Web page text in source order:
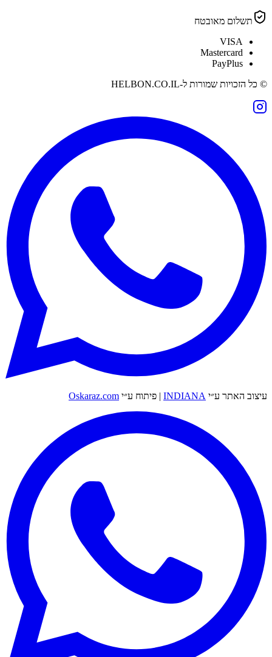
תשלום מאובטח
VISA
Mastercard
PayPlus
© כל הזכויות שמורות ל-HELBON.CO.IL
עיצוב האתר ע״י INDIANA
| פיתוח ע״י Oskaraz.com